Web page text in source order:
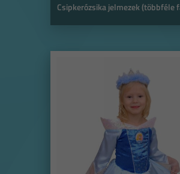
Csipkerózsika jelmezek (többféle